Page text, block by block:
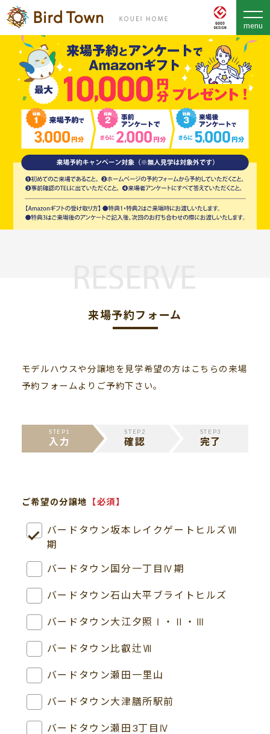
来場予約フォーム
モデルハウスや分譲地を見学希望の方はこちらの来場
予約フォームよりご予約下さい。
STEP1
入力
STEP2
確認
STEP3
完了
ご希望の分譲地 【必須】
バードタウン坂本レイクゲートヒルズⅦ
期
バードタウン国分一丁目Ⅳ期
バードタウン石山大平ブライトヒルズ
バードタウン大江夕照Ⅰ・Ⅱ・Ⅲ
バードタウン比叡辻Ⅶ
バードタウン瀬田一里山
バードタウン大津膳所駅前
バードタウン瀬田3丁目Ⅳ